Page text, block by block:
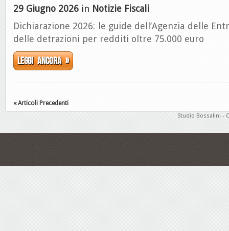
29 Giugno 2026 in Notizie Fiscali
Dichiarazione 2026: le guide dell’Agenzia delle
delle detrazioni per redditi oltre 75.000 euro
Leggi ancora »
« Articoli Precedenti
Studio Bossalini -